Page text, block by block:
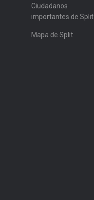
Ciudadanos
importantes de Split
Mapa de Split